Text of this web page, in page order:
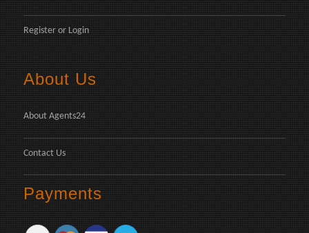
Register or Login
About Us
About Agents24
Contact Us
Payments